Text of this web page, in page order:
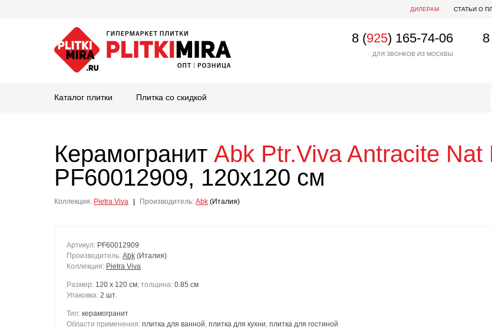
ДИЛЕРАМ СТАТЬИ О
8 (925) 165-74-06
ДЛЯ ЗВОНКОВ ИЗ МОСКВЫ
Каталог плитки Плитка со скидкой
Керамогранит Abk Ptr.Viva Antracite Nat
PF60012909, 120x120 см
Коллекция: Pietra Viva Производитель: Abk (Италия)
Артикул: PF60012909
Производитель: Abk (Италия)
Коллекция: Pietra Viva
Размер: 120 x 120 см; толщина: 0.85 см
Упаковка: 2 шт.
Тип: керамогранит
Области применения: плитка для ванной, плитка для кухни, плитка для гостиной